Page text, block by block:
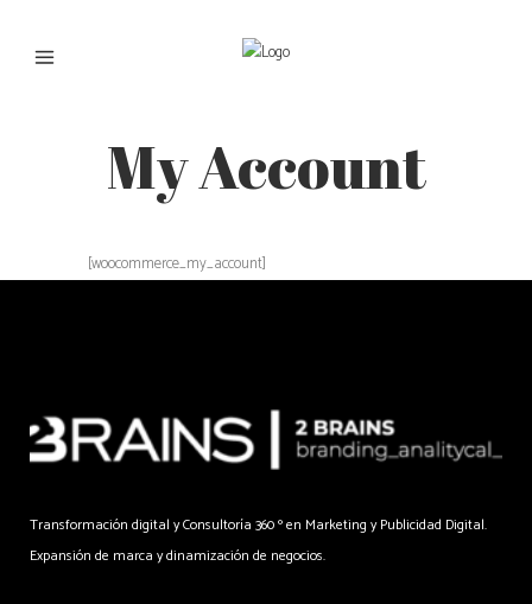
My Account
[woocommerce_my_account]
Transformación digital y Consultoría 360 º en Marketing y Publicidad Digital.
Expansión de marca y dinamización de negocios.